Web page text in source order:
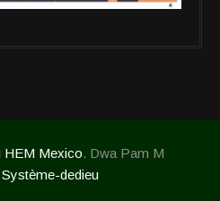
HEM Mexico. Dwa Pam M
Système-dedieu